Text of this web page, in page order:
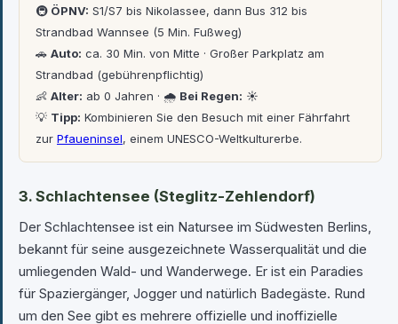
🚇 ÖPNV: S1/S7 bis Nikolassee, dann Bus 312 bis
Strandbad Wannsee (5 Min. Fußweg)
🚗 Auto: ca. 30 Min. von Mitte · Großer Parkplatz am
Strandbad (gebührenpflichtig)
👶 Alter: ab 0 Jahren · 🌧 Bei Regen: ☀️
💡 Tipp: Kombinieren Sie den Besuch mit einer Fährfahrt
zur Pfaueninsel, einem UNESCO-Weltkulturerbe.
3. Schlachtensee (Steglitz-Zehlendorf)
Der Schlachtensee ist ein Natursee im Südwesten Berlins,
bekannt für seine ausgezeichnete Wasserqualität und die
umliegenden Wald- und Wanderwege. Er ist ein Paradies
für Spaziergänger, Jogger und natürlich Badegäste. Rund
um den See gibt es mehrere offizielle und inoffizielle